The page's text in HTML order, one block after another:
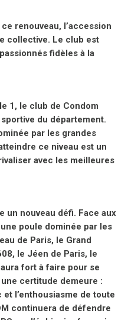
1, le club de Condom
du département.
ce niveau est un
avec les meilleures
un nouveau défi. Face aux
poule dominée par les
le Jéen de Paris, le
fort à faire pour se
certitude demeure :
l’enthousiasme de toute
continuera de défendre
sur l’échiquier français.
découvrir les échecs,